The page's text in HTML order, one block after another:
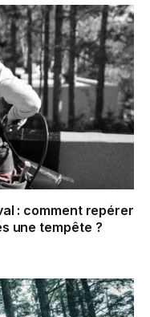
: comment repérer
une tempête ?